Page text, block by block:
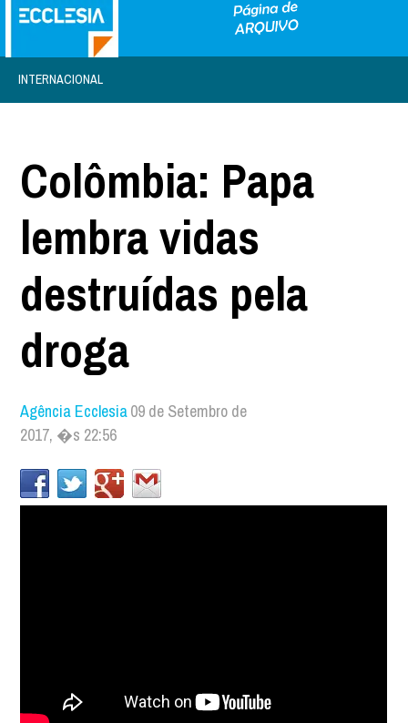
INTERNACIONAL
Colômbia: Papa
lembra vidas
destruídas pela
droga
Agência Ecclesia09 de Setembro de
2017, �s 22:56